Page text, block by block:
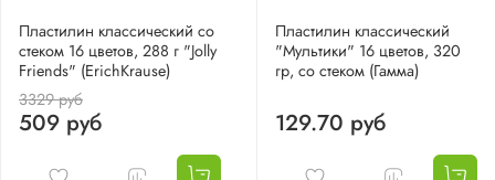
Пластилин классический со
стеком 16 цветов, 288 г "Jolly
Friends" (ErichKrause)
3329 руб
509 руб
Пластилин классический
"Мультики" 16 цветов, 320
гр, со стеком (Гамма)
129.70 руб